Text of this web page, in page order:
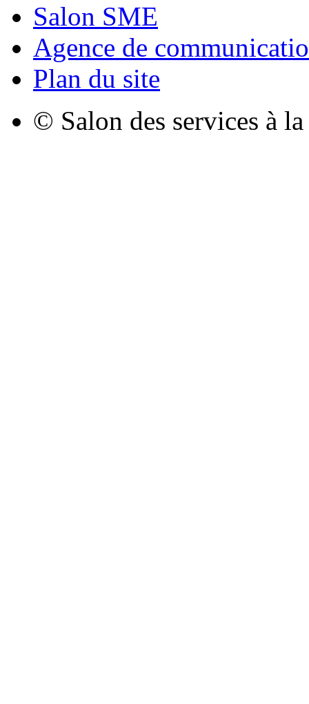
Salon SME
Agence de
Plan du site
© Salon des services à